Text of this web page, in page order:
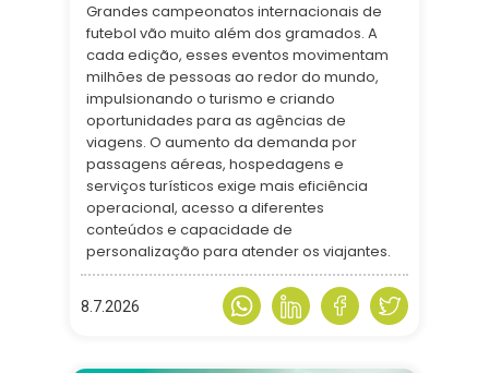
Grandes campeonatos internacionais de
futebol vão muito além dos gramados. A
cada edição, esses eventos movimentam
milhões de pessoas ao redor do mundo,
impulsionando o turismo e criando
oportunidades para as agências de
viagens. O aumento da demanda por
passagens aéreas, hospedagens e
serviços turísticos exige mais eficiência
operacional, acesso a diferentes
conteúdos e capacidade de
personalização para atender os viajantes.
8.7.2026